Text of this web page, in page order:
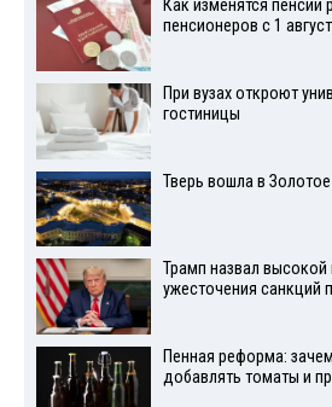
Как изменятся
пенсионеров с 1
При вузах откроют
гостиницы
Тверь вошла в
Трамп назвал высокой
ужесточения санкций
Пенная реформа:
добавлять томаты и